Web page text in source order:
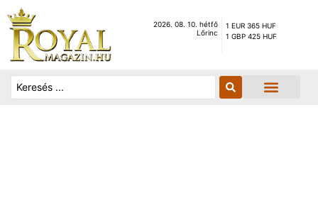
2026. 08. 10. hétfő
Lőrinc
1 EUR 365 HUF
1 GBP 425 HUF